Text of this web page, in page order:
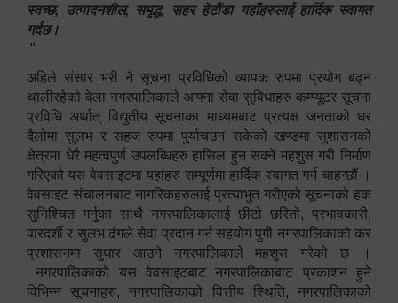
स्वच्छ, उत्पादनशील, समृद्ध, सहर हेटौंडा यहाँहरुलाई हार्दिक स्वागत
गर्दछ।
"
अहिले संसार भरी नै सूचना प्रविधिको व्यापक रुपमा प्रयोग बढ्न
थालीरहेको वेला नगरपालिकाले आफ्ना सेवा सुविधाहरु कम्प्यूटर सूचना
प्रविधि अर्थात् विद्युतीय सूचनाका माध्यमबाट प्रत्यक्ष जनताको घर
दैलोमा सुलभ र सहज रुपमा पुर्याचउन सकेको खण्डमा सुशासनको
क्षेत्रमा धेरै महत्वपुर्ण उपलब्धिहरु हासिल हुन सक्ने महशुस गरी निर्माण
गरिएको यस वेवसाइटमा यहांहरु सम्पूर्णमा हार्दिक स्वागत गर्न चाहन्छौं ।
वेवसाइट संचालनबाट नागरिकहरुलाई प्रत्याभुत गरीएको सूचनाको हक
सुनिश्चित गर्नुका साथै नगरपालिकालाई छीटो छरितो, प्रभावकारी,
पारदर्शी र सुलभ ढंगले सेवा प्रदान गर्न सहयोग पुगी नगरपालिकाको कर
प्रशासनमा सुधार आउने नगरपालिकाले महशुस गरेको छ ।
नगरपालिकाको यस वेवसाइटबाट नगरपालिकाबाट प्रकाशन हुने
विभिन्न सूचनाहरु, नगरपालिकाको वित्तीय स्थिति, नगरपालिकाको